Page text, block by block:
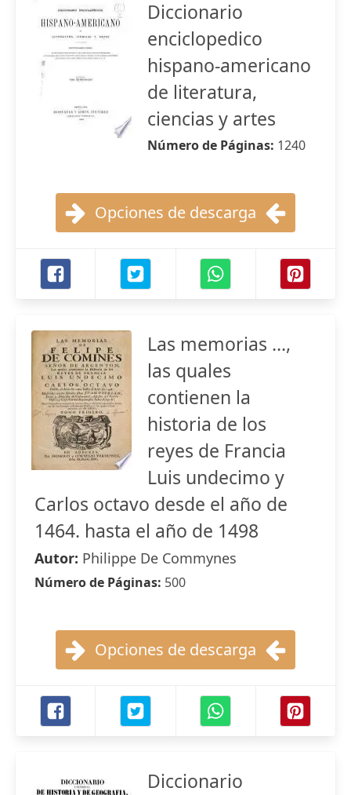
Diccionario
enciclopedico
hispano-americano
de literatura,
ciencias y artes
Número de Páginas: 1240
Opciones de descarga
Las memorias ...,
las quales
contienen la
historia de los
reyes de Francia
Luis undecimo y
Carlos octavo desde el año de
1464. hasta el año de 1498
Autor: Philippe De Commynes
Número de Páginas: 500
Opciones de descarga
Diccionario